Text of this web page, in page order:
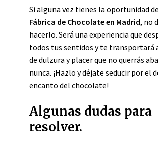
Si alguna vez tienes la oportunidad
Fábrica de Chocolate en Madrid, no
hacerlo. Será una experiencia que
todos tus sentidos y te transportará
de dulzura y placer que no querrás
nunca. ¡Hazlo y déjate seducir por el
encanto del chocolate!
Algunas dudas para
resolver.